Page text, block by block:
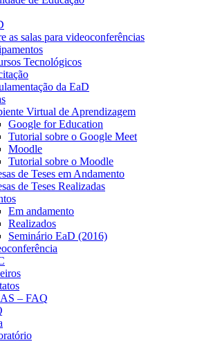
as salas para videoconferências
Tecnológicos
da EaD
Virtual de Aprendizagem
Google for Education
Tutorial sobre o Google Meet
Moodle
Tutorial sobre o Moodle
de Teses em Andamento
de Teses Realizadas
Em andamento
Realizados
Seminário EaD (2016)
– FAQ